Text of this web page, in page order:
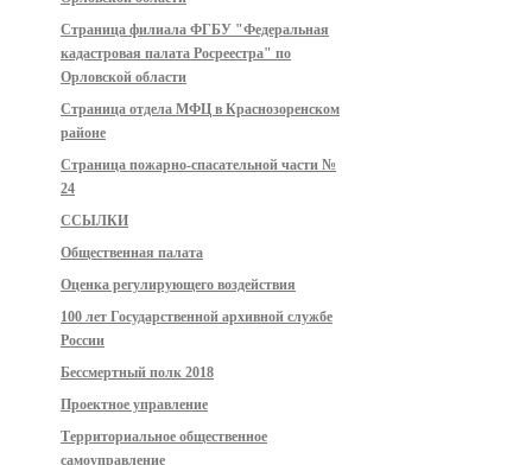
Страница филиала ФГБУ "Федеральная
кадастровая палата Росреестра" по
Орловской области
Страница отдела МФЦ в Краснозоренском
районе
Страница пожарно-спасательной части №
24
ССЫЛКИ
Общественная палата
Оценка регулирующего воздействия
100 лет Государственной архивной службе
России
Бессмертный полк 2018
Проектное управление
Территориальное общественное
самоуправление